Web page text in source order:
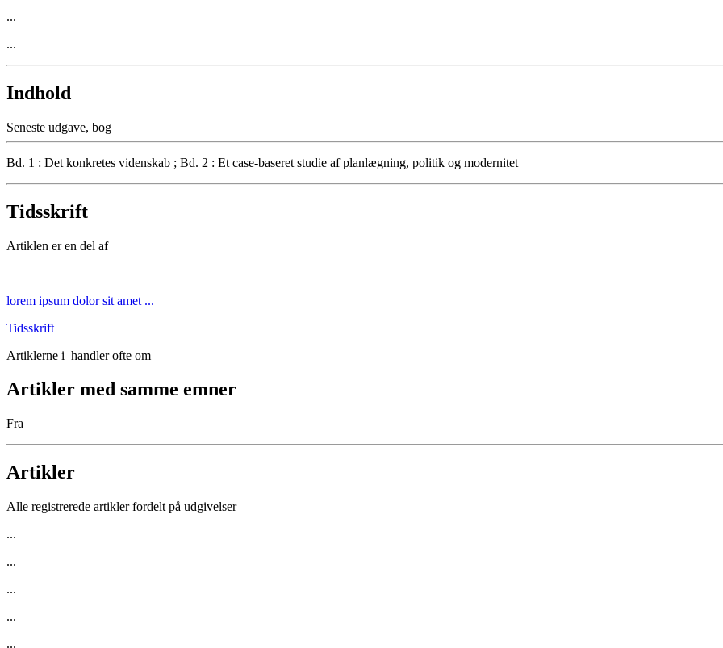
...
...
Indhold
Seneste udgave, bog
Bd. 1 : Det konkretes videnskab ; Bd. 2 : Et case-baseret studie af planlægning, politik og modernitet
Tidsskrift
Artiklen er en del af
lorem ipsum dolor sit amet ...
Tidsskrift
Artiklerne i handler ofte om
Artikler med samme emner
Fra
Artikler
Alle registrerede artikler fordelt på udgivelser
...
...
...
...
...